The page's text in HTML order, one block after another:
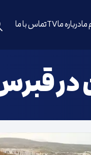
مادرباره ماTVتماس با ما